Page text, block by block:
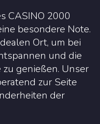
CASINO 2000
besondere Note.
Ort, um bei
und die
genießen. Unser
zur Seite
der